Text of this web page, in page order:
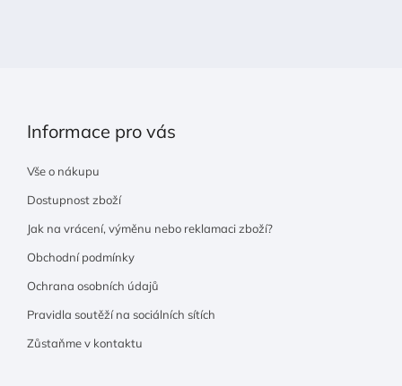
Informace pro vás
Vše o nákupu
Dostupnost zboží
Jak na vrácení, výměnu nebo reklamaci zboží?
Obchodní podmínky
Ochrana osobních údajů
Pravidla soutěží na sociálních sítích
Zůstaňme v kontaktu